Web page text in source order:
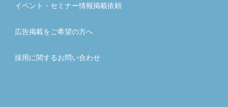
イベント・セミナー情報掲載依頼
広告掲載をご希望の方へ
採用に関するお問い合わせ